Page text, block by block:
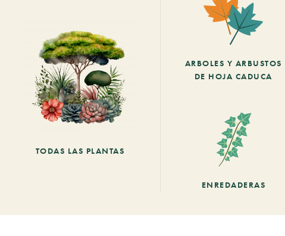
TODAS LAS PLANTAS
ARBOLES Y ARBUSTOS
DE HOJA CADUCA
ENREDADERAS